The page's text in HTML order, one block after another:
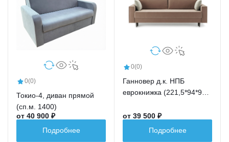
0(0)
Токио-4, диван прямой
(сп.м. 1400)
от 40 900 ₽
Подробнее
0(0)
Ганновер д.к. НПБ
еврокнижка (221,5*94*91,5
от 39 500 ₽
Подробнее